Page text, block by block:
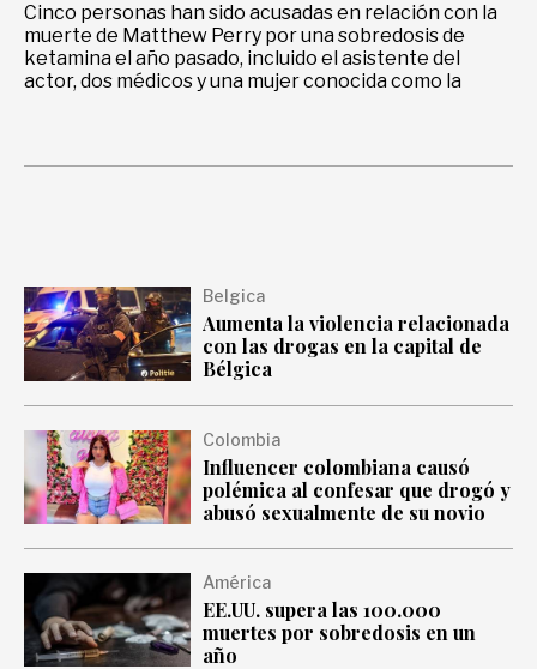
Cinco personas han sido acusadas en relación con la
muerte de Matthew Perry por una sobredosis de
ketamina el año pasado, incluido el asistente del
actor, dos médicos y una mujer conocida como la
Belgica
Aumenta la violencia relacionada
con las drogas en la capital de
Bélgica
Colombia
Influencer colombiana causó
polémica al confesar que drogó y
abusó sexualmente de su novio
América
EE.UU. supera las 100.000
muertes por sobredosis en un
año